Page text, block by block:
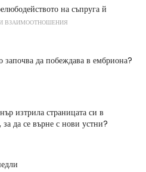
на съпруга й
ВЗАИМООТНОШЕНИЯ
започва да побеждава в ембриона?
изтрила страницата си в
да се върне с нови устни?